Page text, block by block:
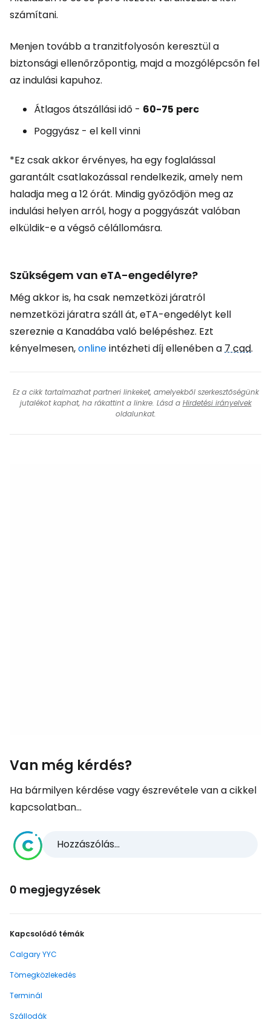
számítani.
Menjen tovább a tranzitfolyosón keresztül a
biztonsági ellenőrzőpontig, majd a mozgólépcsőn fel
az indulási kapuhoz.
Átlagos átszállási idő - 60-75 perc
Poggyász - el kell vinni
*Ez csak akkor érvényes, ha egy foglalással
garantált csatlakozással rendelkezik, amely nem
haladja meg a 12 órát. Mindig győződjön meg az
indulási helyen arról, hogy a poggyászát valóban
elküldik-e a végső célállomásra.
Szükségem van eTA-engedélyre?
Még akkor is, ha csak nemzetközi járatról
nemzetközi járatra száll át, eTA-engedélyt kell
szereznie a Kanadába való belépéshez. Ezt
kényelmesen,onlineintézheti díj ellenében a7 cad.
Ez a cikk tartalmazhat partneri linkeket, amelyekből szerkesztőségünk
jutalékot kaphat, ha rákattint a linkre. Lásd a Hirdetési irányelvek
oldalunkat.
Van még kérdés?
Ha bármilyen kérdése vagy észrevétele van a cikkel
kapcsolatban...
Hozzászólás...
0 megjegyzések
Kapcsolódó témák
Calgary YYC
Tömegközlekedés
Terminál
Szállodák